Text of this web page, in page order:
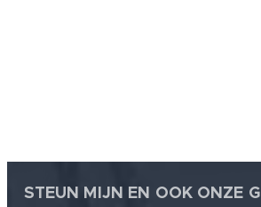
STEUN MIJN EN OOK ONZE